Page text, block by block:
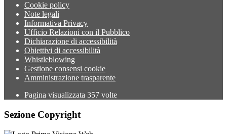
Cookie policy
Note legali
Informativa Privacy
Ufficio Relazioni con il Pubblico
Dichiarazione di accessibilità
Obiettivi di accessibilità
Whistleblowing
Gestione consensi cookie
Amministrazione trasparente
Pagina visualizzata 357 volte
Sezione Copyright